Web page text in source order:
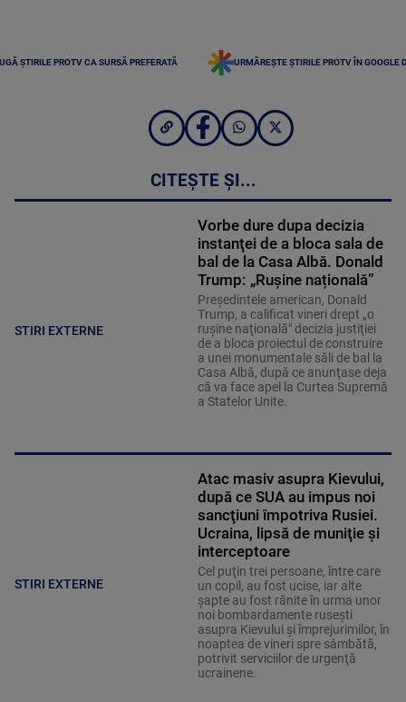
ȘTIRILE PROTV CA SURSĂ PREFERATĂ URMĂREȘTE ȘTIRILE PROTV ÎN GOOGLE
CITEȘTE ȘI...
STIRI EXTERNE
Vorbe dure dupa decizia
instanţei de a bloca sala de
bal de la Casa Albă. Donald
Trump: „Rușine națională”
Preşedintele american, Donald
Trump, a calificat vineri drept „o
ruşine naţională" decizia justiţiei
de a bloca proiectul de construire
a unei monumentale săli de bal la
Casa Albă, după ce anunţase deja
că va face apel la Curtea Supremă
a Statelor Unite.
STIRI EXTERNE
Atac masiv asupra Kievului,
după ce SUA au impus noi
sancţiuni împotriva Rusiei.
Ucraina, lipsă de muniţie şi
interceptoare
Cel puţin trei persoane, între care
un copil, au fost ucise, iar alte
şapte au fost rănite în urma unor
noi bombardamente ruseşti
asupra Kievului şi împrejurimilor, în
noaptea de vineri spre sâmbătă,
potrivit serviciilor de urgenţă
ucrainene.